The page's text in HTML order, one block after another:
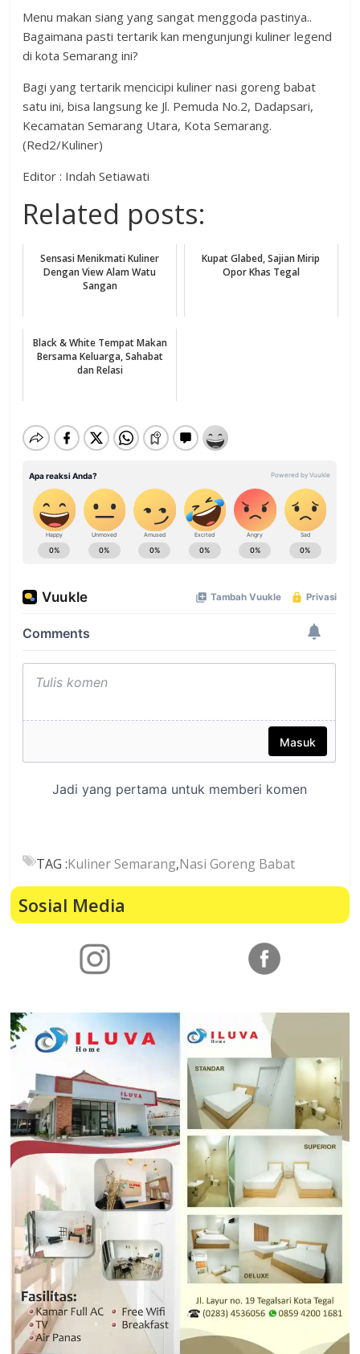
Menu makan siang yang sangat menggoda pastinya..
Bagaimana pasti tertarik kan mengunjungi kuliner legend
di kota Semarang ini?
Bagi yang tertarik mencicipi kuliner nasi goreng babat
satu ini, bisa langsung ke Jl. Pemuda No.2, Dadapsari,
Kecamatan Semarang Utara, Kota Semarang.
(Red2/Kuliner)
Editor : Indah Setiawati
Related posts:
Sensasi Menikmati Kuliner
Dengan View Alam Watu
Sangan
Kupat Glabed, Sajian Mirip
Opor Khas Tegal
Black & White Tempat Makan
Bersama Keluarga, Sahabat
dan Relasi
TAG :Kuliner Semarang,Nasi Goreng Babat
Sosial Media